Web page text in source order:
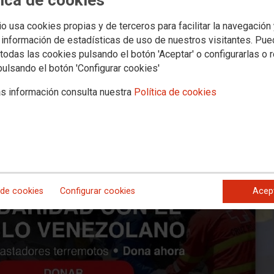
usa cookies propias y de terceros para facilitar la navegación
de estadísticas de uso de nuestros visitantes.
las cookies pulsando el botón 'Aceptar' o configurarlas o
el botón 'Configurar cookies'
información consulta nuestra Política de cookies
cookies Configurar cookies
venezolano tras los
para apoyar a las personas afectadas por los devastadores